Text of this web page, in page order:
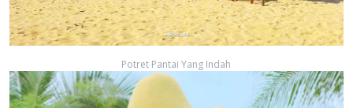
Potret Pantai Yang Indah